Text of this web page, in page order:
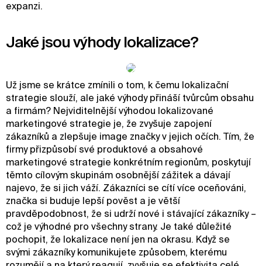
expanzi.
Jaké jsou výhody lokalizace?
Už jsme se krátce zmínili o tom, k čemu lokalizační
strategie slouží, ale jaké výhody přináší tvůrcům obsahu
a firmám? Nejviditelnější výhodou lokalizované
marketingové strategie je, že zvyšuje zapojení
zákazníků a zlepšuje image značky v jejich očích. Tím, že
firmy přizpůsobí své produktové a obsahové
marketingové strategie konkrétním regionům, poskytují
těmto cílovým skupinám osobnější zážitek a dávají
najevo, že si jich váží. Zákazníci se cítí více oceňováni,
značka si buduje lepší pověst a je větší
pravděpodobnost, že si udrží nové i stávající zákazníky –
což je výhodné pro všechny strany. Je také důležité
pochopit, že lokalizace není jen na okrasu. Když se
svými zákazníky komunikujete způsobem, kterému